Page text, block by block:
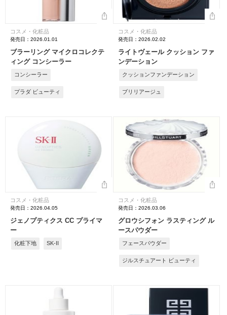
コスメ・化粧品
発売日：2026.01.01
ブラーリング マイクロコレクテ
ィング コンシーラー
コンシーラー
プラダ ビューティ
コスメ・化粧品
発売日：2026.02.02
ライトヴェール クッション ファ
ンデーション
クッションファンデーション
ブリリアージュ
コスメ・化粧品
発売日：2026.04.05
ジェノプティクス CC プライマ
ー
化粧下地 SK-II
コスメ・化粧品
発売日：2026.03.06
グロウシフォン ラスティング ル
ースパウダー
フェースパウダー
ジルスチュアート ビューティ